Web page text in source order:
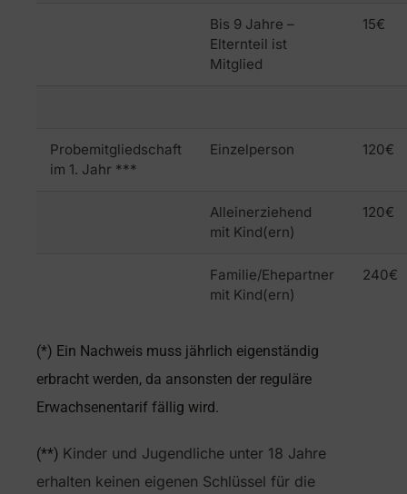
Bis 9 Jahre –
Elternteil ist
Mitglied
15€
Probemitgliedschaft
im 1. Jahr ***
Einzelperson 120€
Alleinerziehend
mit Kind(ern)
120€
Familie/Ehepartner
mit Kind(ern)
240€
(*) Ein Nachweis muss jährlich eigenständig
erbracht werden, da ansonsten der reguläre
Erwachsenentarif fällig wird.
(**) Kinder und Jugendliche unter 18 Jahre
erhalten keinen eigenen Schlüssel für die